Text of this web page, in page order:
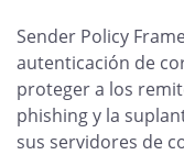
Sender Policy
autenticación de
proteger a los
phishing y la
sus servidores de